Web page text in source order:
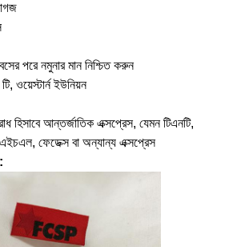
পরে নমুনার মান নিশ্চিত করুন
ওয়েস্টার্ন ইউনিয়ন
হিসাবে আন্তর্জাতিক এক্সপ্রেস, যেমন টিএনটি,
ফেডেক্স বা অন্যান্য এক্সপ্রেস